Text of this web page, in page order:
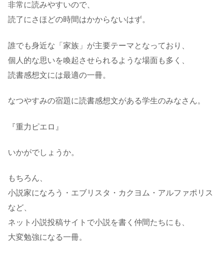
非常に読みやすいので、
読了にさほどの時間はかからないはず。
誰でも身近な「家族」が主要テーマとなっており、
個人的な思いを喚起させられるような場面も多く、
読書感想文には最適の一冊。
なつやすみの宿題に読書感想文がある学生のみなさん。
『重力ピエロ』
いかがでしょうか。
もちろん、
小説家になろう・エブリスタ・カクヨム・アルファポリス
など、
ネット小説投稿サイトで小説を書く仲間たちにも、
大変勉強になる一冊。